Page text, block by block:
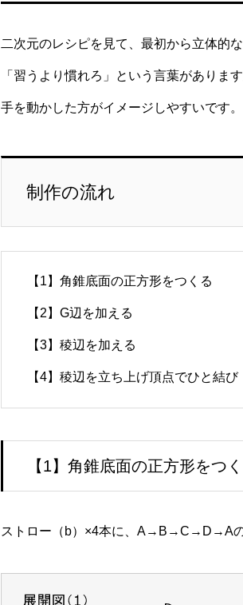
二次元のレシピを見て、最初から立体的
「習うより慣れろ」という言葉がありま
手を動かした方がイメージしやすいです
制作の流れ
【1】角錐底面の正方形をつくる
【2】G辺を加える
【3】稜辺を加える
【4】稜辺を立ち上げ頂点でひと結び
【1】角錐底面の正方形をつ
ストロー（b）×4本に、A→B→C→D→Aの